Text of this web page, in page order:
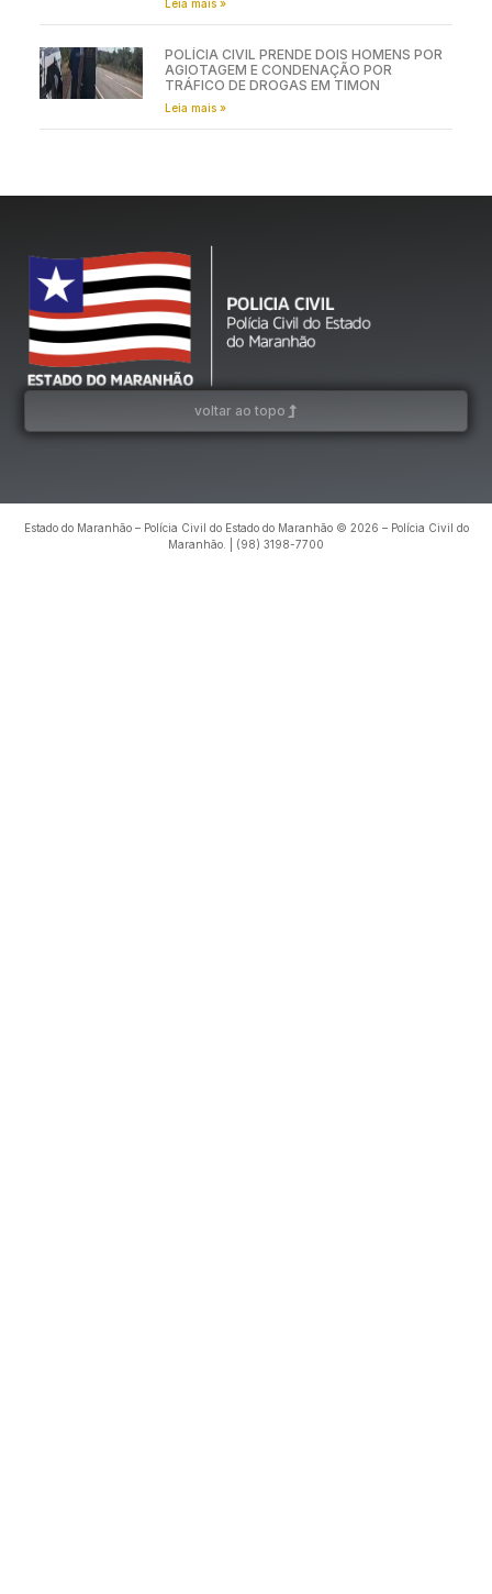
Leia mais »
POLÍCIA CIVIL PRENDE DOIS HOMENS POR
AGIOTAGEM E CONDENAÇÃO POR
TRÁFICO DE DROGAS EM TIMON
Leia mais »
voltar ao topo
Estado do Maranhão – Polícia Civil do Estado do Maranhão © 2026 – Polícia Civil do
Maranhão. | (98) 3198-7700